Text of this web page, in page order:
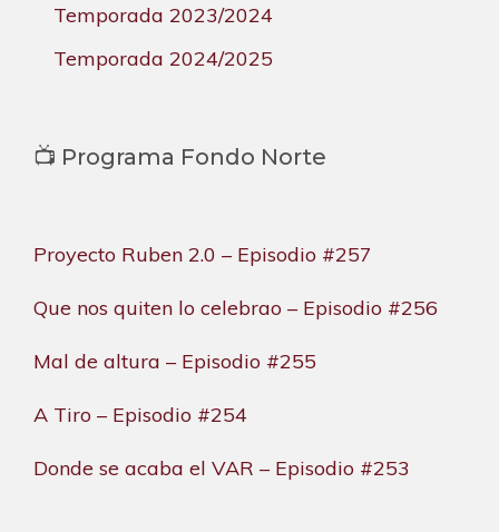
Temporada 2023/2024
Temporada 2024/2025
📺 Programa Fondo Norte
Proyecto Ruben 2.0 – Episodio #257
Que nos quiten lo celebrao – Episodio #256
Mal de altura – Episodio #255
A Tiro – Episodio #254
Donde se acaba el VAR – Episodio #253